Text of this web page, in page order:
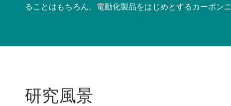
ることはもちろん、電動化製品をはじめとするカーボン
研究風景